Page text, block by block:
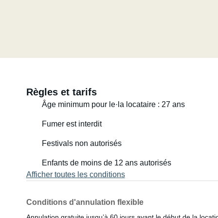
Règles et tarifs
Âge minimum pour le·la locataire : 27 ans
Fumer est interdit
Festivals non autorisés
Enfants de moins de 12 ans autorisés
Afficher toutes les conditions
Conditions d'annulation flexible